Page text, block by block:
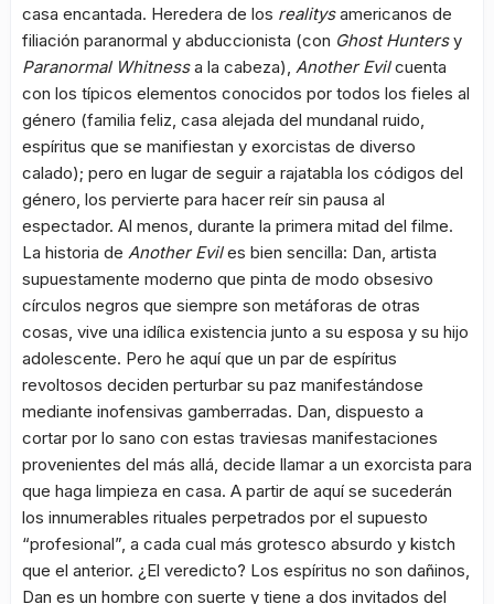
casa encantada. Heredera de los realitysamericanos de
filiación paranormal y abduccionista (con Ghost Huntersy
Paranormal Whitnessa la cabeza), Another Evilcuenta
con los típicos elementos conocidos por todos los fieles al
género (familia feliz, casa alejada del mundanal ruido,
espíritus que se manifiestan y exorcistas de diverso
calado); pero en lugar de seguir a rajatabla los códigos del
género, los pervierte para hacer reír sin pausa al
espectador. Al menos, durante la primera mitad del filme.
La historia de Another Eviles bien sencilla: Dan, artista
supuestamente moderno que pinta de modo obsesivo
círculos negros que siempre son metáforas de otras
cosas, vive una idílica existencia junto a su esposa y su hijo
adolescente. Pero he aquí que un par de espíritus
revoltosos deciden perturbar su paz manifestándose
mediante inofensivas gamberradas. Dan, dispuesto a
cortar por lo sano con estas traviesas manifestaciones
provenientes del más allá, decide llamar a un exorcista para
que haga limpieza en casa. A partir de aquí se sucederán
los innumerables rituales perpetrados por el supuesto
“profesional”, a cada cual más grotesco absurdo y kistch
que el anterior. ¿El veredicto? Los espíritus no son dañinos,
Dan es un hombre con suerte y tiene a dos invitados del